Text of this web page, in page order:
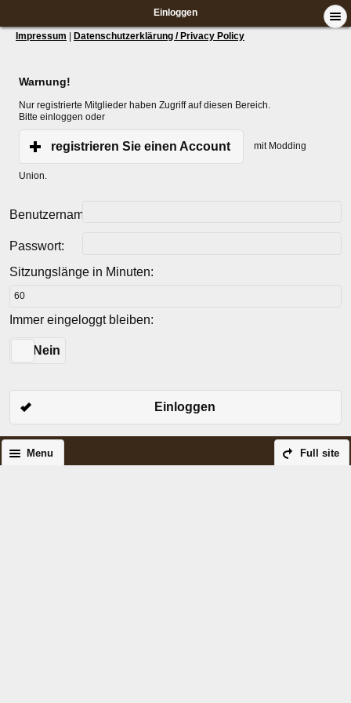
Einloggen
Impressum Datenschutzerklärung / Privacy Policy
Warnung!
Nur registrierte Mitglieder haben Zugriff auf diesen Bereich.
Bitte einloggen oder
registrieren Sie einen Account mit Modding
Union.
Benutzername:
Passwort:
Sitzungslänge in Minuten:
Immer eingeloggt bleiben:
Nein
Einloggen
Full site
Menu